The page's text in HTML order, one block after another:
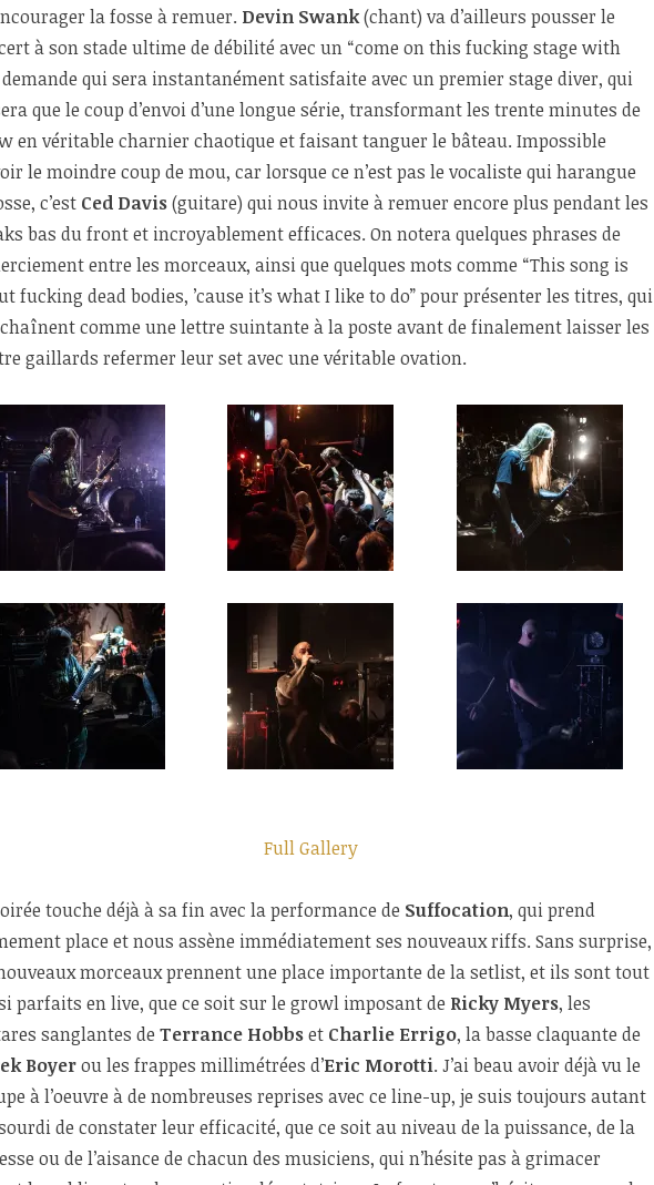
la fosse à remuer. Devin Swank(chant) va d’ailleurs pousser le
à son stade ultime de débilité avec un “come on this fucking stage with
demande qui sera instantanément satisfaite avec un premier stage diver, qui
que le coup d’envoi d’une longue série, transformant les trente minutes de
en véritable charnier chaotique et faisant tanguer le bâteau. Impossible
le moindre coup de mou, car lorsque ce n’est pas le vocaliste qui harangue
c’est Ced Davis(guitare) qui nous invite à remuer encore plus pendant les
bas du front et incroyablement efficaces. On notera quelques phrases de
entre les morceaux, ainsi que quelques mots comme “This song is
fucking dead bodies, ’cause it’s what I like to do” pour présenter les titres, qui
comme une lettre suintante à la poste avant de finalement laisser les
gaillards refermer leur set avec une véritable ovation.
Full Gallery
touche déjà à sa fin avec la performance de Suffocation, qui prend
place et nous assène immédiatement ses nouveaux riffs. Sans surprise,
morceaux prennent une place importante de la setlist, et ils sont tout
parfaits en live, que ce soit sur le growl imposant de Ricky Myers, les
sanglantes de Terrance Hobbset Charlie Errigo, la basse claquante de
Boyerou les frappes millimétrées d’Eric Morotti. J’ai beau avoir déjà vu le
à l’oeuvre à de nombreuses reprises avec ce line-up, je suis toujours autant
de constater leur efficacité, que ce soit au niveau de la puissance, de la
ou de l’aisance de chacun des musiciens, qui n’hésite pas à grimacer